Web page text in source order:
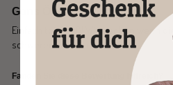
Gans ÖNNE hellgrau
Einfach total süß! Wäre schön wenn
schwerer wären zum werfen.
Fanden Sie diese Bewertung hilfreich?